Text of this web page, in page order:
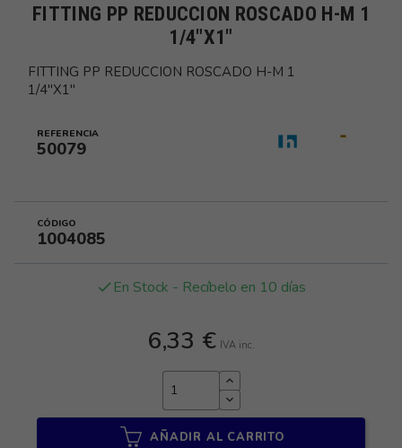
FITTING PP REDUCCION ROSCADO H-M 1
1/4"X1"
FITTING PP REDUCCION ROSCADO H-M 1
1/4"X1"
REFERENCIA
50079
CÓDIGO
1004085
done En Stock - Recíbelo en 10 días
6,33 € IVA inc.
AÑADIR AL CARRITO